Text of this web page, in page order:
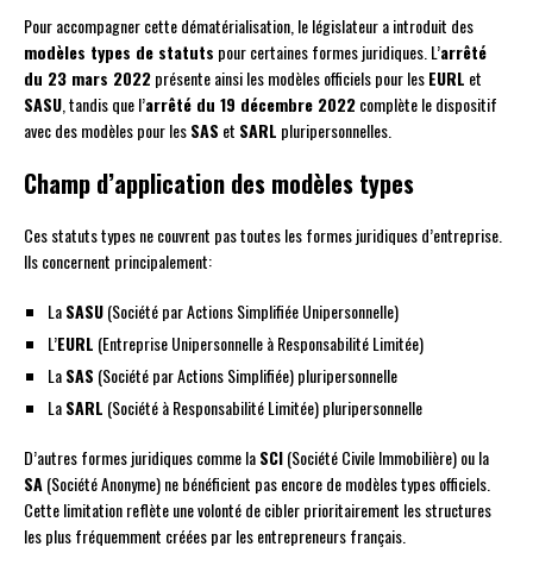
Pour accompagner cette dématérialisation, le législateur a introduit des
modèles types de statuts pour certaines formes juridiques. L’arrêté
du 23 mars 2022présente ainsi les modèles officiels pour lesEURL et
SASU, tandis que l’arrêté du 19 décembre 2022complète le dispositif
avec des modèles pour lesSAS et SARL pluripersonnelles.
Champ d’application des modèles types
Ces statuts types ne couvrent pas toutes les formes juridiques d’entreprise.
Ils concernent principalement:
LaSASU(Société par Actions Simplifiée Unipersonnelle)
L’EURL (Entreprise Unipersonnelle à Responsabilité Limitée)
LaSAS (Société par Actions Simplifiée) pluripersonnelle
LaSARL (Société à Responsabilité Limitée) pluripersonnelle
D’autres formes juridiques comme laSCI(Société Civile Immobilière) ou la
SA(Société Anonyme) ne bénéficient pas encore de modèles types officiels.
Cette limitation reflète une volonté de cibler prioritairement les structures
les plus fréquemment créées par les entrepreneurs français.